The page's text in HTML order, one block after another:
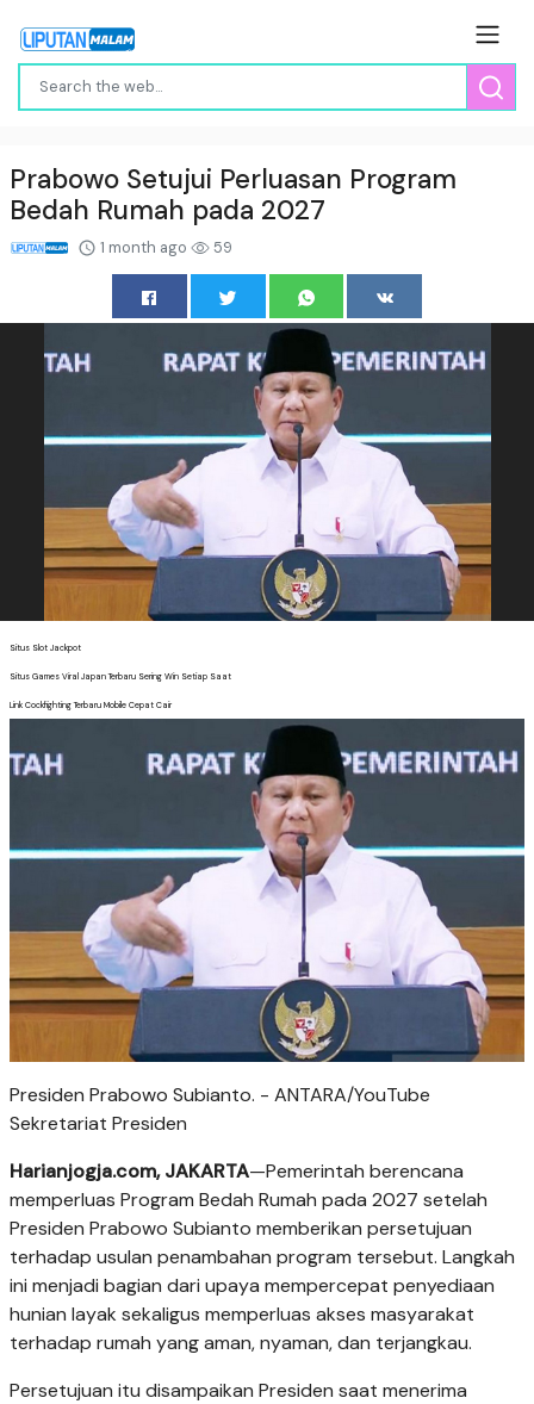
Prabowo Setujui Perluasan Program
Bedah Rumah pada 2027
1 month ago 59
Situs Slot Jackpot
Situs Games Viral Japan Terbaru Sering Win Setiap Saat
Link Cockfighting Terbaru Mobile Cepat Cair
Presiden Prabowo Subianto. - ANTARA/YouTube
Sekretariat Presiden
Harianjogja.com, JAKARTA—Pemerintah berencana
memperluas Program Bedah Rumah pada 2027 setelah
Presiden Prabowo Subianto memberikan persetujuan
terhadap usulan penambahan program tersebut. Langkah
ini menjadi bagian dari upaya mempercepat penyediaan
hunian layak sekaligus memperluas akses masyarakat
terhadap rumah yang aman, nyaman, dan terjangkau.
Persetujuan itu disampaikan Presiden saat menerima